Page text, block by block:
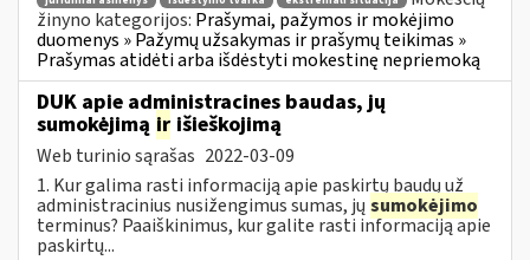
žinyno kategorijos: Prašymai, pažymos ir mokėjimo
duomenys » Pažymų užsakymas ir prašymų teikimas »
Prašymas atidėti arba išdėstyti mokestinę nepriemoką
DUK apie administracines baudas, jų
sumokėjimą ir išieškojimą
Web turinio sąrašas 2022-03-09
1. Kur galima rasti informaciją apie paskirtų baudų už
administracinius nusižengimus sumas, jų sumokėjimo
terminus? Paaiškinimus, kur galite rasti informaciją apie
paskirtų...